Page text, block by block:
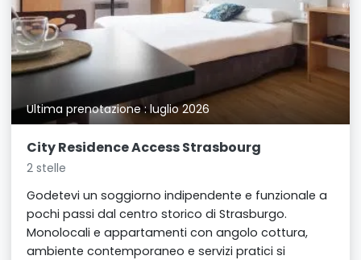
Ultima prenotazione : luglio 2026
City Residence Access Strasbourg
2 stelle
Godetevi un soggiorno indipendente e funzionale a
pochi passi dal centro storico di Strasburgo.
Monolocali e appartamenti con angolo cottura,
ambiente contemporaneo e servizi pratici si